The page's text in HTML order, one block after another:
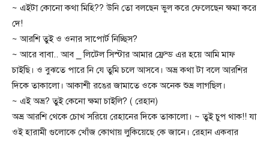
~ এইটা কোনো কথা মিহি?? উনি তো বলছেন ভুল করে ফেলেছেন ক্ষমা করে
দে!
~ আরশি তুই ও ওনার সাপোর্ট নিচ্ছিস?
~ আরে বাবা.. আব _ লিটেল সিস্টার আমার ফ্রেন্ড এর হয়ে আমি মাফ
চাইছি। ও বুঝতে পারে নি যে তুমি চলে আসবে। অভ্র কথা টা বলে আরশির
দিকে তাকালো। আকাশী রঙের জামাতে ওকে অনেক শুভ্র লাগছিল।
~ এই অভ্র? তুই কেনো ক্ষমা চাইলি? ( রেহান)
অভ্র আরশি থেকে চোখ সরিয়ে রেহানের দিকে তাকালো। ~ তুই চুপ থাক!! যা
ওই হারামী গুলোকে খোঁজ কোথায় লুকিয়েছে কে জানে। রেহান একবার